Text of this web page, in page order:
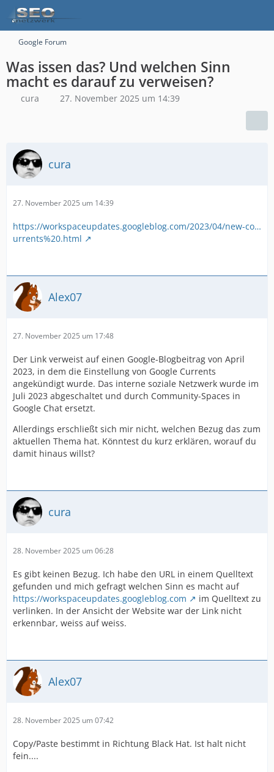
Google Forum
Was issen das? Und welchen Sinn
macht es darauf zu verweisen?
cura 27. November 2025 um 14:39
cura
27. November 2025 um 14:39
https://workspaceupdates.googleblog.com/2023/04/new-co…
urrents%20.html
Alex07
27. November 2025 um 17:48
Der Link verweist auf einen Google-Blogbeitrag von April
2023, in dem die Einstellung von Google Currents
angekündigt wurde. Das interne soziale Netzwerk wurde im
Juli 2023 abgeschaltet und durch Community-Spaces in
Google Chat ersetzt.
Allerdings erschließt sich mir nicht, welchen Bezug das zum
aktuellen Thema hat. Könntest du kurz erklären, worauf du
damit hinaus willst?
cura
28. November 2025 um 06:28
Es gibt keinen Bezug. Ich habe den URL in einem Quelltext
gefunden und mich gefragt welchen Sinn es macht auf
https://workspaceupdates.googleblog.com
im Quelltext zu
verlinken. In der Ansicht der Website war der Link nicht
erkennbar, weiss auf weiss.
Alex07
28. November 2025 um 07:42
Copy/Paste bestimmt in Richtung Black Hat. Ist halt nicht
fein....